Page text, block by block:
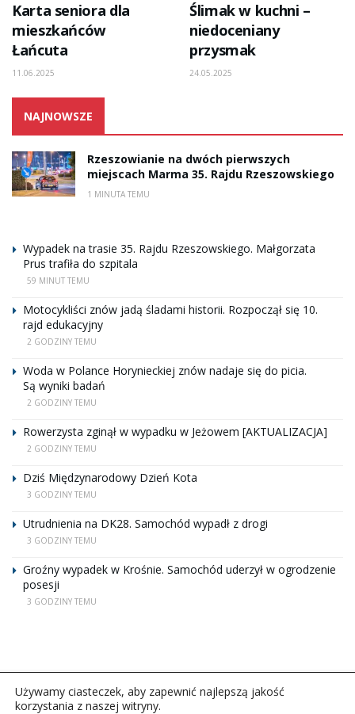
Karta seniora dla
mieszkańców
Łańcuta
11.06.2025
Ślimak w kuchni –
niedoceniany
przysmak
24.05.2025
NAJNOWSZE
Rzeszowianie na dwóch pierwszych
miejscach Marma 35. Rajdu Rzeszowskiego
1 MINUTA TEMU
Wypadek na trasie 35. Rajdu Rzeszowskiego. Małgorzata
Prus trafiła do szpitala
59 MINUT TEMU
Motocykliści znów jadą śladami historii. Rozpoczął się 10.
rajd edukacyjny
2 GODZINY TEMU
Woda w Polance Horynieckiej znów nadaje się do picia.
Są wyniki badań
2 GODZINY TEMU
Rowerzysta zginął w wypadku w Jeżowem [AKTUALIZACJA]
2 GODZINY TEMU
Dziś Międzynarodowy Dzień Kota
3 GODZINY TEMU
Utrudnienia na DK28. Samochód wypadł z drogi
3 GODZINY TEMU
Groźny wypadek w Krośnie. Samochód uderzył w ogrodzenie
posesji
3 GODZINY TEMU
Używamy ciasteczek, aby zapewnić najlepszą jakość
korzystania z naszej witryny.